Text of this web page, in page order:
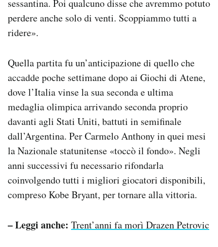
sessantina. Poi qualcuno disse che avremmo potuto
perdere anche solo di venti. Scoppiammo tutti a
ridere».
Quella partita fu un’anticipazione di quello che
accadde poche settimane dopo ai Giochi di Atene,
dove l’Italia vinse la sua seconda e ultima
medaglia olimpica arrivando seconda proprio
davanti agli Stati Uniti, battuti in semifinale
dall’Argentina. Per Carmelo Anthony in quei mesi
la Nazionale statunitense «toccò il fondo». Negli
anni successivi fu necessario rifondarla
coinvolgendo tutti i migliori giocatori disponibili,
compreso Kobe Bryant, per tornare alla vittoria.
– Leggi anche: Trent’anni fa morì Drazen Petrovic